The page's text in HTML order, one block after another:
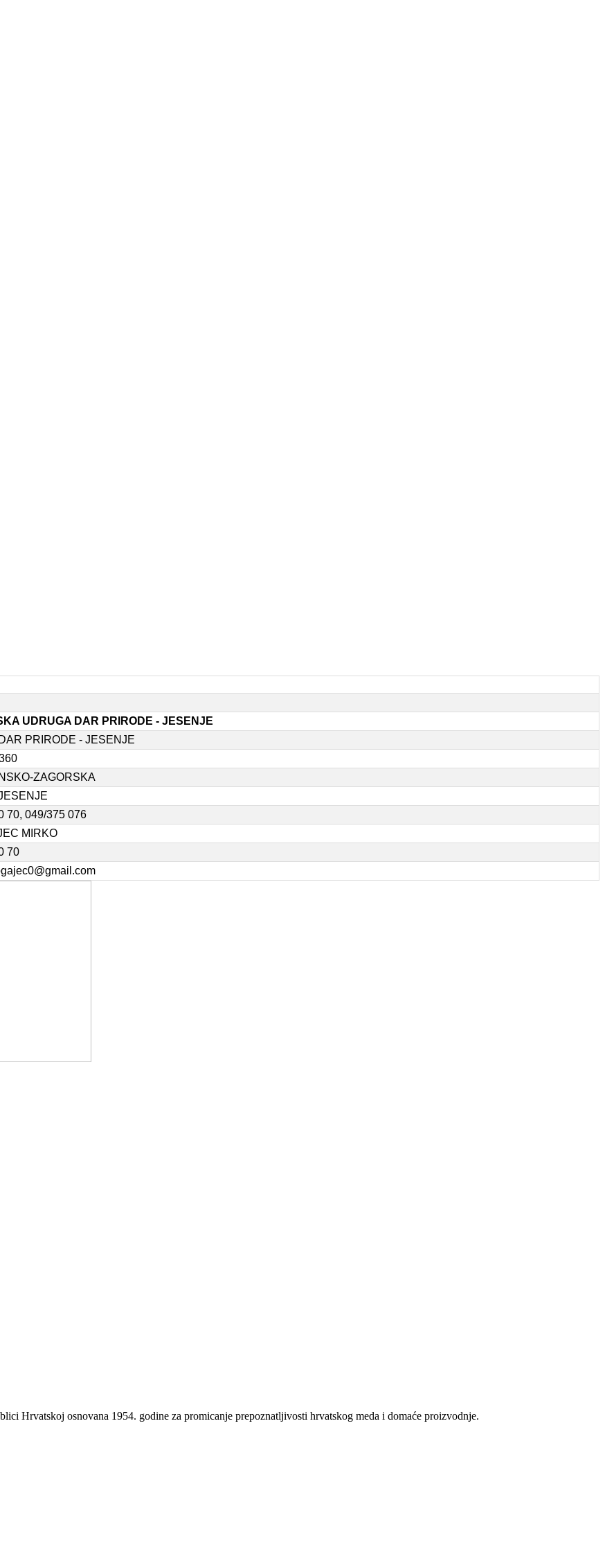
UDRUGA DAR PRIRODE - JESENJE
PRIRODE - JESENJE
ZAGORSKA
70, 049/375 076
MIRKO
70
Hrvatskoj osnovana 1954. godine za promicanje prepoznatljivosti hrvatskog meda i domaće proizvodnje.